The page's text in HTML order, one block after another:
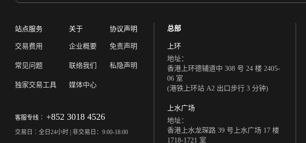
站点服务
交易费用
常见问题
独家交易工具
关于
企业概要
联络我们
媒体中心
协议声明
免责声明
私隐声明
客服专线︰ +852 3018 4526
交易日︰全日24小时 | 非交易日：9:00-18:00
总部
上环
地址：
香港上环德辅道中 308 号 24 楼 2405-
06 室
(港铁上环站 A2 出口步行 3 分钟)
上水广场
地址：
香港上水龙琛路 39 号上水广场 17 楼
1718-1721 室